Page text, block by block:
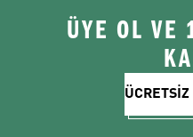
ÜYE OL